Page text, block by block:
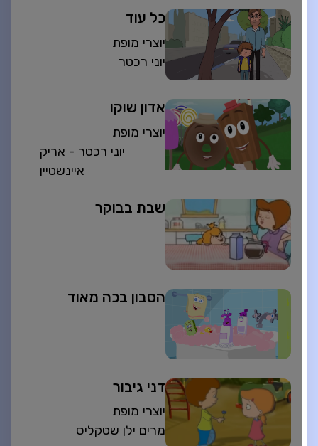
כל עוד
יוצרי מופת
יוני רכטר
אדון שוקו
יוצרי מופת
יוני רכטר - אריק
איינשטיין
שבת בבוקר
הסבון בכה מאוד
דני גיבור
יוצרי מופת
מרים ילן שטקליס